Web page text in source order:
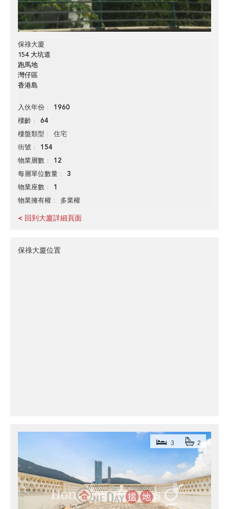
保祿大廈
154 大坑道
跑馬地
灣仔區
香港島
入伙年份 1960
樓齡 64
樓盤類型 住宅
街號 154
物業層數 12
每層單位數量 3
物業座數 1
物業擁有權 多業權
< 回到大廈詳細頁面
保祿大廈位置
3 2